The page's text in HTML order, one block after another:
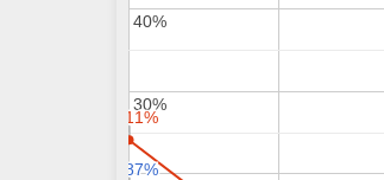
30%
30%
40%
40%
17.87%
17.87%
24.11%
24.11%